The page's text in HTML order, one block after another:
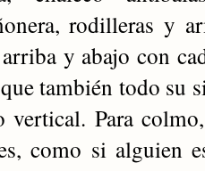
rodilleras y
y abajo con
también todo su
vertical. Para
como si alguien